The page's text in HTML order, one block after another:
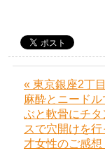
« 東京銀座2丁
麻酔とニードル
ぶと軟骨にチタ
スで穴開けを行
才女性のご感